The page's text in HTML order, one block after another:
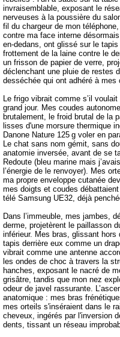
invraisemblable, exposant le
nerveuses à la poussière du
fil du chargeur de mon
contre ma face interne
en-dedans, ont glissé sur le
frottement de la laine contre le
un frisson de papier de verre,
déclenchant une pluie de restes
desséchée qui ont adhéré à mes
Le frigo vibrait comme s’il
grand jour. Mes coudes
brutalement, le froid brutal de la
lisses d'une morsure thermique
Danone Nature 125 g voler en
Le chat sans nom gémit, sans
anatomie inversée, avant de se
Redoute (bleu marine mais
l’énergie de le renvoyer). Mes
ma propre enveloppe cutanée
mes doigts et coudes
télé Samsung UE32, déjà
Dans l’immeuble, mes jambes,
derme, projetèrent le paillasson
inférieur. Mes bras, glissant hors
tapis derrière eux comme un
vibrait comme une antenne
les ondes de choc à travers la
hanches, exposant le nacré de
grisâtre, tandis que mon nez
odeur de javel rassurante.
anatomique : mes bras
mes orteils s'inséraient dans le
cheveux, ingérés par l'inversion
dents, tissant un réseau